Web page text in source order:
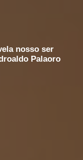
nosso ser
Palaoro